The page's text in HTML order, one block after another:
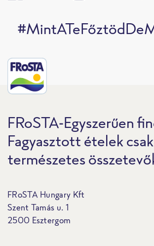
FRoSTA-Egyszerűen
Fagyasztott ételek csak
természetes
FRoSTA Hungary Kft
Szent Tamás u. 1
2500 Esztergom